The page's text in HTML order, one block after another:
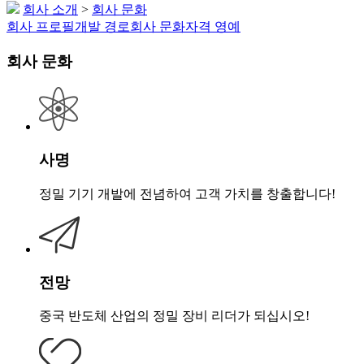
회사 소개 > 회사 문화
회사 프로필개발 경로회사 문화자격 영예
회사 문화
사명
정밀 기기 개발에 전념하여 고객 가치를 창출합니다!
전망
중국 반도체 산업의 정밀 장비 리더가 되십시오!